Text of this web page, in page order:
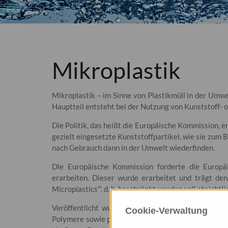
Mikroplastik
Mikroplastik – im Sinne von Plastikmüll in der
Hauptteil entsteht bei der Nutzung von Kunststoff-
Die Politik, das heißt die Europäische Kommission,
gezielt eingesetzte Kunststoffpartikel, wie sie zum
nach Gebrauch dann in der Umwelt wiederfinden.
Die Europäische Kommission forderte die
erarbeiten. Dieser wurde erarbeitet und trägt
Microplastics'“, d. h. beschränkt werden soll
Veröffentlicht wurde der Vorschlag einer
Polymere sowie praktisch alle polymerhaltigen
Cookie-Verwaltung